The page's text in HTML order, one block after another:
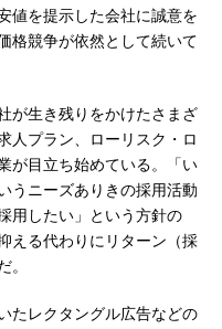
値を提示した会社に誠意を
格競争が依然として続いて
が生き残りをかけたさまざ
人プラン、ローリスク・ロ
が目立ち始めている。「い
うニーズありきの採用活動
用したい」という方針の
える代わりにリターン（採
。
たレクタングル広告などの